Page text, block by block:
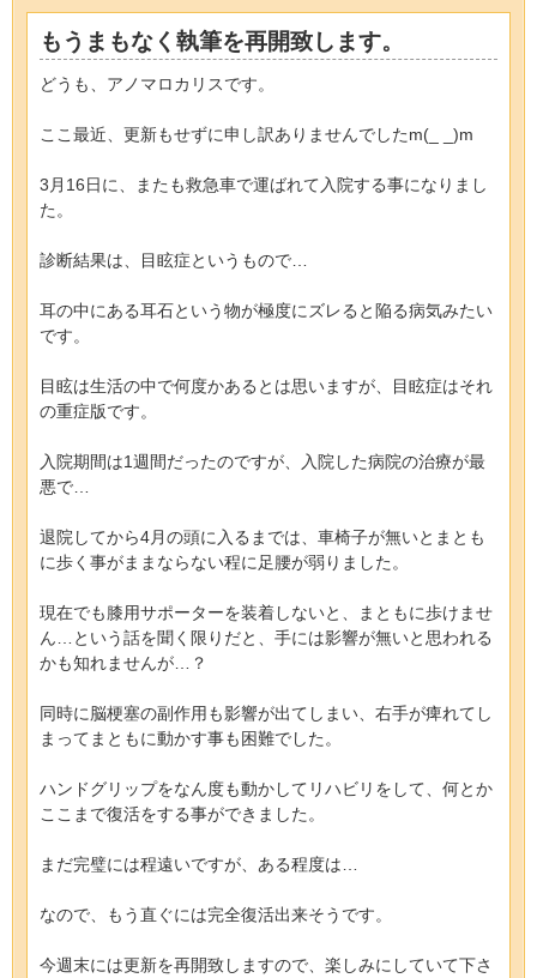
もうまもなく執筆を再開致します。
どうも、アノマロカリスです。
ここ最近、更新もせずに申し訳ありませんでしたm(_ _)m
3月16日に、またも救急車で運ばれて入院する事になりまし
た。
診断結果は、目眩症というもので…
耳の中にある耳石という物が極度にズレると陥る病気みたい
です。
目眩は生活の中で何度かあるとは思いますが、目眩症はそれ
の重症版です。
入院期間は1週間だったのですが、入院した病院の治療が最
悪で…
退院してから4月の頭に入るまでは、車椅子が無いとまとも
に歩く事がままならない程に足腰が弱りました。
現在でも膝用サポーターを装着しないと、まともに歩けませ
ん…という話を聞く限りだと、手には影響が無いと思われる
かも知れませんが…？
同時に脳梗塞の副作用も影響が出てしまい、右手が痺れてし
まってまともに動かす事も困難でした。
ハンドグリップをなん度も動かしてリハビリをして、何とか
ここまで復活をする事ができました。
まだ完璧には程遠いですが、ある程度は…
なので、もう直ぐには完全復活出来そうです。
今週末には更新を再開致しますので、楽しみにしていて下さ